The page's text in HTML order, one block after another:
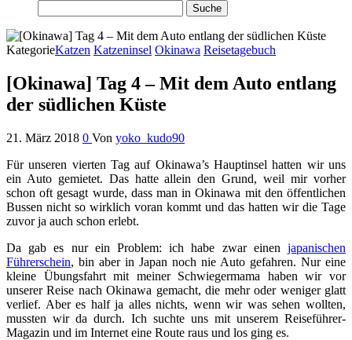
nach:
KategorieKatzen Katzeninsel Okinawa Reisetagebuch
[Okinawa] Tag 4 – Mit dem Auto entlang
der südlichen Küste
21. März 2018 0 Von yoko_kudo90
Für unseren vierten Tag auf Okinawa’s Hauptinsel hatten wir uns
ein Auto gemietet. Das hatte allein den Grund, weil mir vorher
schon oft gesagt wurde, dass man in Okinawa mit den öffentlichen
Bussen nicht so wirklich voran kommt und das hatten wir die Tage
zuvor ja auch schon erlebt.
Da gab es nur ein Problem: ich habe zwar einen japanischen
Führerschein, bin aber in Japan noch nie Auto gefahren. Nur eine
kleine Übungsfahrt mit meiner Schwiegermama haben wir vor
unserer Reise nach Okinawa gemacht, die mehr oder weniger glatt
verlief. Aber es half ja alles nichts, wenn wir was sehen wollten,
mussten wir da durch. Ich suchte uns mit unserem Reiseführer-
Magazin und im Internet eine Route raus und los ging es.